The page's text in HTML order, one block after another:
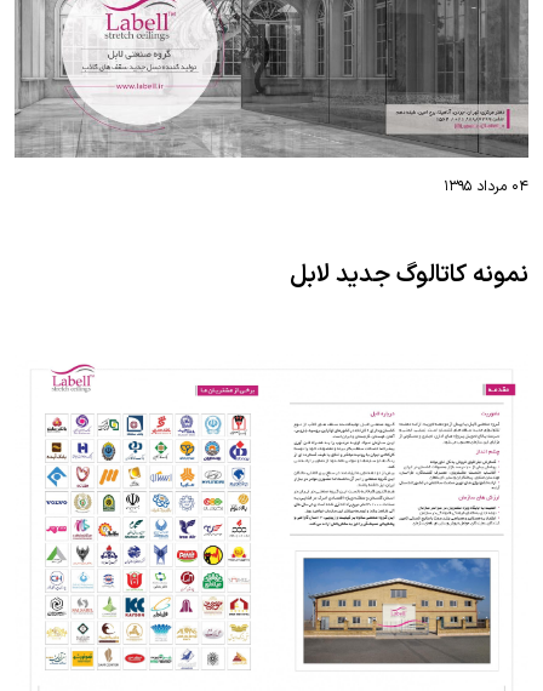
۰۴ مرداد ۱۳۹۵
نمونه کاتالوگ جدید لابل